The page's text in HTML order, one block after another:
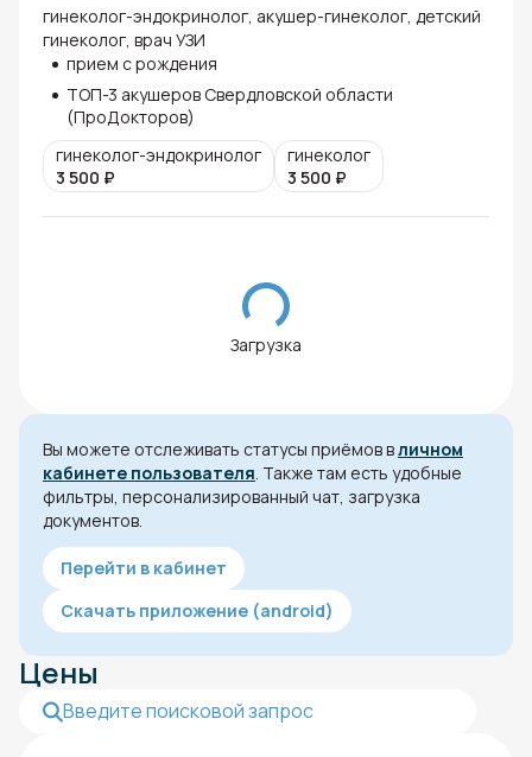
гинеколог-эндокринолог, акушер-гинеколог, детский
гинеколог, врач УЗИ
прием с рождения
ТОП-3 акушеров Свердловской области
(ПроДокторов)
гинеколог-эндокринолог
3 500 ₽
гинеколог
3 500 ₽
Загрузка
Вы можете отслеживать статусы приёмов вличном
кабинете пользователя. Также там есть удобные
фильтры, персонализированный чат, загрузка
документов.
Перейти в кабинет
Скачать приложение (android)
Цены